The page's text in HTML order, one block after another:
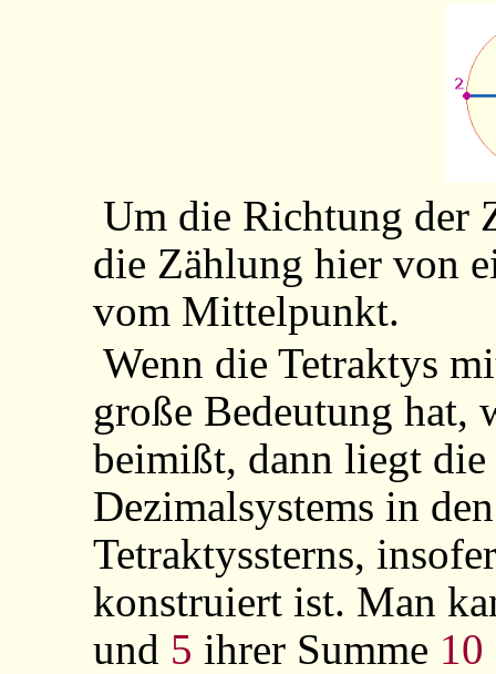
Um die Richtung der
die Zählung hier von
vom Mittelpunkt.
Wenn die Tetraktys
große Bedeutung hat,
beimißt, dann liegt die
Dezimalsystems in
Tetraktyssterns,
konstruiert ist. Man
und 5 ihrer Summe 10